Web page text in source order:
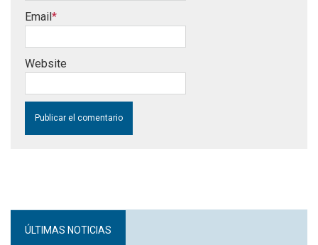
Email *
Website
ÚLTIMAS NOTICIAS